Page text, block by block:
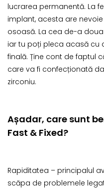
lucrarea permanentă. La
implant, acesta are
osoasă. La cea de-a
iar tu poți pleca acasă cu
finală. Ține cont de faptul
care va fi confecționată
zirconiu.
Așadar, care sunt
Fast & Fixed?
Rapiditatea – principalul
scăpa de problemele